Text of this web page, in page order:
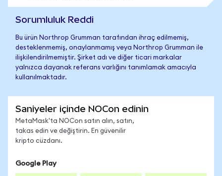
Sorumluluk Reddi
Bu ürün Northrop Grumman tarafından ihraç edilmemiş,
desteklenmemiş, onaylanmamış veya Northrop Grumman ile
ilişkilendirilmemiştir. Şirket adı ve diğer ticari markalar
yalnızca dayanak referans varlığını tanımlamak amacıyla
kullanılmaktadır.
Saniyeler içinde NOCon edinin
MetaMask'ta NOCon satın alın, satın,
takas edin ve değiştirin. En güvenilir
kripto cüzdanı.
Google Play